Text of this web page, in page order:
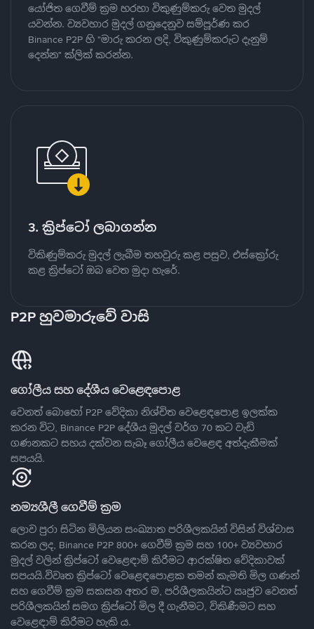
යෝජිත ගෙවීම් ක්‍රම හරහා විකුණුම්කරු වෙත මුදල්
යවන්න. ව්‍යවහාර මුදල් ගනුදෙනුව සම්පූර්ණ කර
Binance P2P හි "මාරු කරන ලදි, විකුණුම්කරුට දැනුම්
දෙන්න" ක්ලික් කරන්න.
3. ක්‍රිප්ටෝ ලබාගන්න
විකිණුම්කරු මුදල් ලැබීම තහවුරු කළ පසුව, එස්ක්‍රෝරු
කළ ක්‍රිප්ටෝ ඔබ වෙත මුදා හැරේ.
P2P හුවමාරුවේ වාසි
ගෝලීය සහ දේශීය වෙළෙඳපොළ
වෙනත් බොහෝ P2P වේදිකා නිශ්චිත වෙළෙඳපොළ ඉලක්ක
කරන විට, Binance P2P දේශීය මුදල් වර්ග 70 කට වැඩි
ගණනකට සහය දක්වන සැබෑ ගෝලීය වෙළෙඳ අත්දැකීමක්
සපයයි.
නම්‍යශීලී ගෙවීම් ක්‍රම
ලොව පුරා සිටින මිලියන සංඛ්‍යාත පරිශීලකයින් විසින් විශ්වාස
කරන ලද, Binance P2P 800+ ගෙවීම් ක්‍රම සහ 100+ ව්‍යවහාර
මුදල් වලින් ක්‍රිප්ටෝ වෙළෙඳාම් කිරීමට ආරක්ෂිත වේදිකාවක්
සපයයි.විවෘත ක්‍රිප්ටෝ වෙළෙඳපොළක තමන් කැමති මිල ගණන්
සහ ගෙවීම් ක්‍රම සකසන අතර ම, පරිශීලකයින්ට ඍජුව වෙනත්
පරිශීලකයින් සමග ක්‍රිප්ටෝ මිල දී ගැනීමට, විකිණීමට සහ
වෙළෙඳාම් කිරීමට හැකි ය.